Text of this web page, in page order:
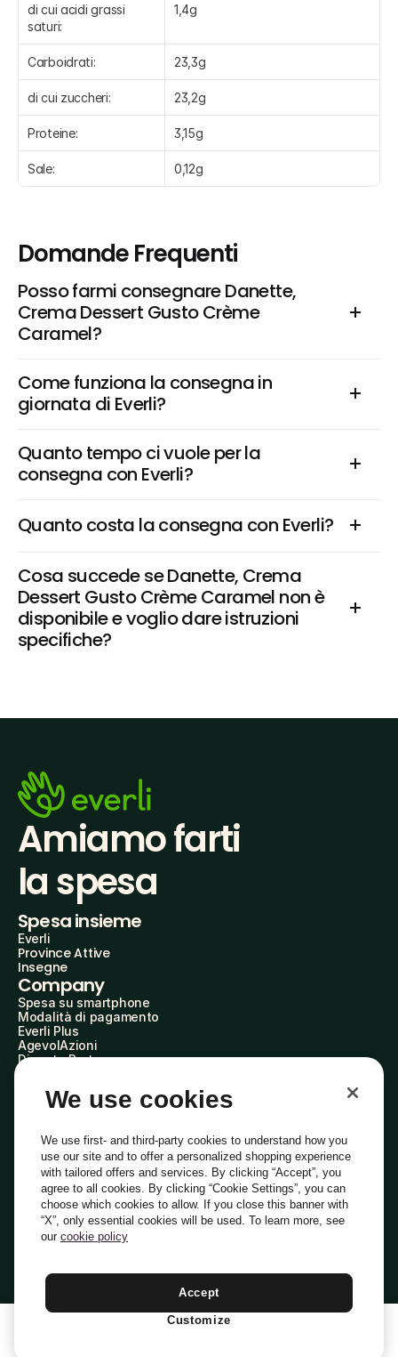
di cui acidi grassi
saturi:
1,4g
Carboidrati: 23,3g
di cui zuccheri: 23,2g
Proteine: 3,15g
Sale: 0,12g
Domande Frequenti
Posso farmi consegnare Danette,
Crema Dessert Gusto Crème
Caramel?
Come funziona la consegna in
giornata di Everli?
Quanto tempo ci vuole per la
consegna con Everli?
Quanto costa la consegna con Everli?
Cosa succede se Danette, Crema
Dessert Gusto Crème Caramel non è
disponibile e voglio dare istruzioni
specifiche?
Amiamo farti
la spesa
Spesa insieme
Everli
Province Attive
Insegne
Company
Spesa su smartphone
Modalità di pagamento
Everli Plus
AgevolAzioni
Diventa Partner
Everli Shoppers
About Us
Everli News
Domande frequenti
Lavora con noi
Diventa Shopper
Investitori
PrivacyCookiePreferenze Cookie
Termini e CondizioniCodice Etico
Indirizzo PEC: everli@pec.it - indirizzo DPO: dpo@everli.com
Italiano
We use cookies
We use first- and third-party cookies to understand how you
use our site and to offer a personalized shopping experience
with tailored offers and services. By clicking “Accept”, you
agree to all cookies. By clicking “Cookie Settings”, you can
choose which cookies to allow. If you close this banner with
“X”, only essential cookies will be used. To learn more, see
our cookie policy
Accept
Customize